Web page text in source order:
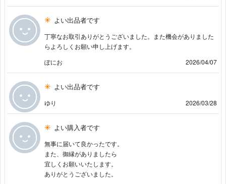
よい出品者です
丁寧なお取引ありがとうございました。また機会がありました
らよろしくお願い申し上げます。
ぽにお
2026/04/07
よい出品者です
ゆり 2026/03/28
よい購入者です
無事に届いて良かったです。
また、御縁がありましたら
宜しくお願いいたします。
ありがとうございました。